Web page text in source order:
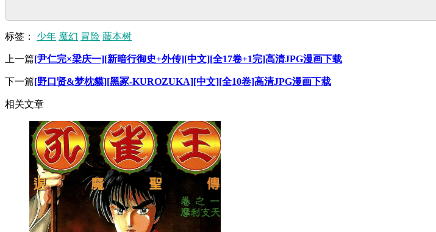
标签： 少年 魔幻 冒险 藤本树
上一篇[尹仁完×梁庆一][新暗行御史+外传][中文][全17卷+1完]高清JPG漫画下载
下一篇[野口贤&梦枕貘][黑冢-KUROZUKA][中文][全10卷]高清JPG漫画下载
相关文章